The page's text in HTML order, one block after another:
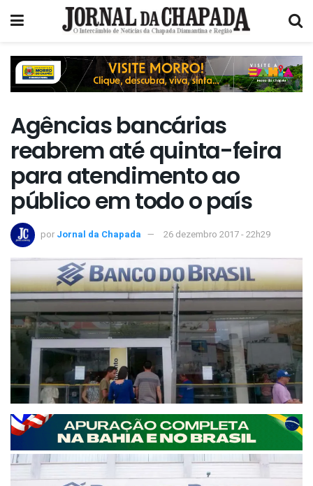
Agências bancárias
reabrem até quinta-feira
para atendimento ao
público em todo o país
por Jornal da Chapada 26 dezembro 2017 - 22h29